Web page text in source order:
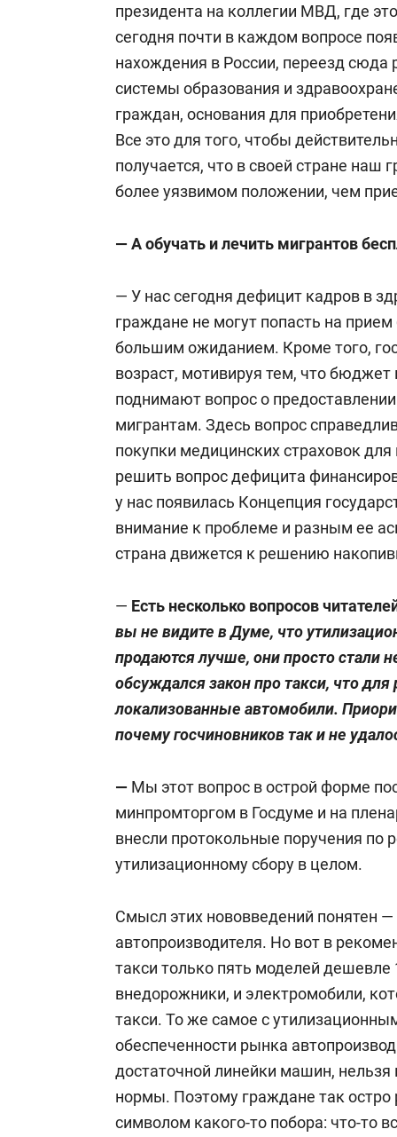
президента на коллегии МВД, где
сегодня почти в каждом вопросе
нахождения в России, переезд сюда
системы образования и
граждан, основания для
Все это для того, чтобы
получается, что в своей стране наш
более уязвимом положении, чем
— А обучать и лечить мигрантов
— У нас сегодня дефицит кадров в
граждане не могут попасть на
большим ожиданием. Кроме того,
возраст, мотивируя тем, что
поднимают вопрос о
мигрантам. Здесь вопрос
покупки медицинских страховок
решить вопрос дефицита
у нас появилась Концепция
внимание к проблеме и разным ее
страна движется к решению
— Есть несколько вопросов
вы не видите в Думе, что
продаются лучше, они просто стали
обсуждался закон про такси, что
локализованные автомобили.
почему госчиновников так и не
— Мы этот вопрос в острой форме
минпромторгом в Госдуме и на
внесли протокольные поручения по
утилизационному сбору в целом.
Смысл этих нововведений понятен
автопроизводителя. Но вот в
такси только пять моделей
внедорожники, и электромобили,
такси. То же самое с
обеспеченности рынка
достаточной линейки машин,
нормы. Поэтому граждане так
символом какого-то побора: что-то